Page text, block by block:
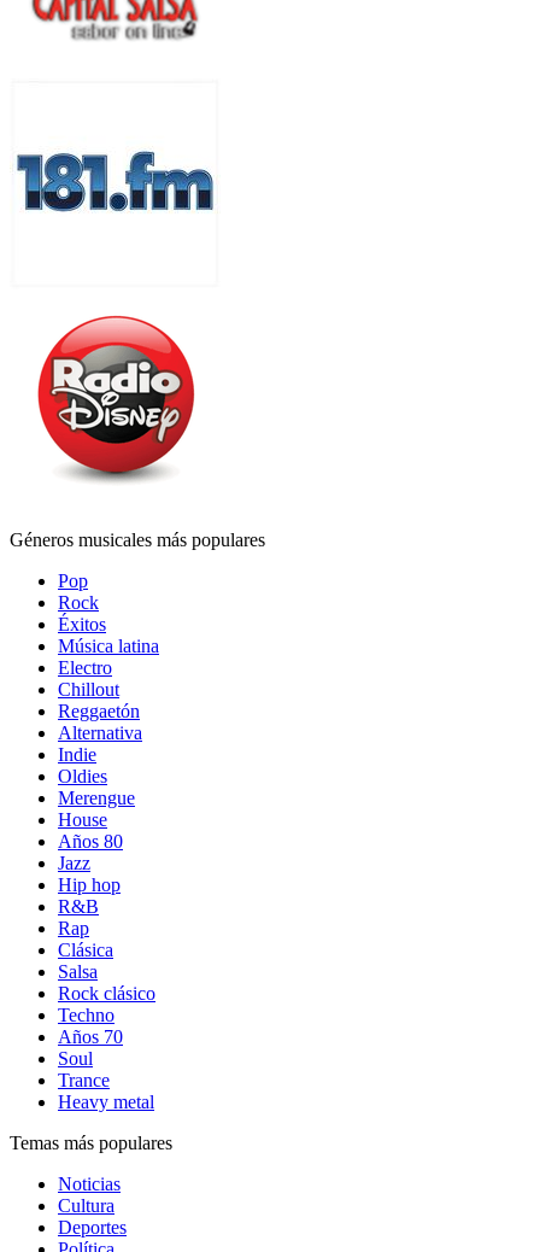
Géneros musicales más populares
Pop
Rock
Éxitos
Música latina
Electro
Chillout
Reggaetón
Alternativa
Indie
Oldies
Merengue
House
Años 80
Jazz
Hip hop
R&B
Rap
Clásica
Salsa
Rock clásico
Techno
Años 70
Soul
Trance
Heavy metal
Temas más populares
Noticias
Cultura
Deportes